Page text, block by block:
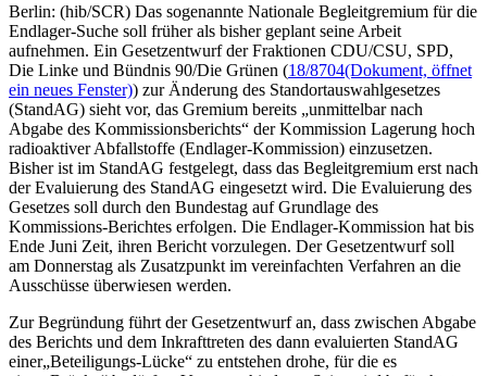
Berlin: (hib/SCR) Das sogenannte Nationale Begleitgremium für die
Endlager-Suche soll früher als bisher geplant seine Arbeit
aufnehmen. Ein Gesetzentwurf der Fraktionen CDU/CSU, SPD,
Die Linke und Bündnis 90/Die Grünen (18/8704(Dokument, öffnet
ein neues Fenster)) zur Änderung des Standortauswahlgesetzes
(StandAG) sieht vor, das Gremium bereits „unmittelbar nach
Abgabe des Kommissionsberichts“ der Kommission Lagerung hoch
radioaktiver Abfallstoffe (Endlager-Kommission) einzusetzen.
Bisher ist im StandAG festgelegt, dass das Begleitgremium erst nach
der Evaluierung des StandAG eingesetzt wird. Die Evaluierung des
Gesetzes soll durch den Bundestag auf Grundlage des
Kommissions-Berichtes erfolgen. Die Endlager-Kommission hat bis
Ende Juni Zeit, ihren Bericht vorzulegen. Der Gesetzentwurf soll
am Donnerstag als Zusatzpunkt im vereinfachten Verfahren an die
Ausschüsse überwiesen werden.
Zur Begründung führt der Gesetzentwurf an, dass zwischen Abgabe
des Berichts und dem Inkrafttreten des dann evaluierten StandAG
einer„Beteiligungs-Lücke“ zu entstehen drohe, für die es